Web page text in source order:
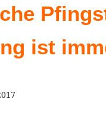
ist